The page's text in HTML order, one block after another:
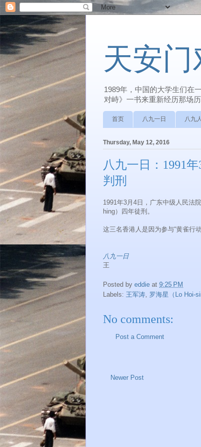
天安门
1989年，中国的大学生们在
对峙》一书来重新经历那场历
首页 八九一日 八九
Thursday, May 12, 2016
八九一日：1991
判刑
1991年3月4日，广东中级人民法
hing）四年徒刑。
这三名香港人是因为参与“黄雀行
八九一日
王
Posted by eddie at 9:25 PM
Labels: 王军涛 罗海星（Lo Hoi-
No comments:
Post a Comment
Newer Post